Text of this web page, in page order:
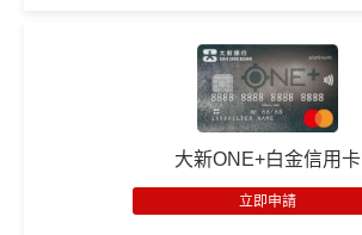
年7月31日，兼享長達56日免息期
而3個月免息分期繼續無次數限制，做
以上旅行及其他零售簽賬都可以，只
簽HK$60,000先到頂)
申請完填FormMrMiles.hk/
（由里先生派出🎯38新會
八達通信用卡迎新優惠
優惠期：2026年7月1日至9月30日
立即申請:MrMiles.hk/citi-otp-
大新ONE+白金信用卡
立即申請